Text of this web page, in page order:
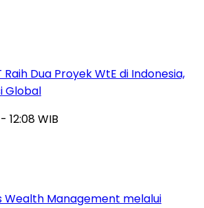
Raih Dua Proyek WtE di Indonesia,
Global
12:08 WIB
Wealth Management melalui